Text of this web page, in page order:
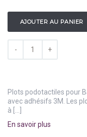
AJOUTER AU PANIER
Plots podotactiles pour
avec adhésifs 3M. Les
à […]
En savoir plus